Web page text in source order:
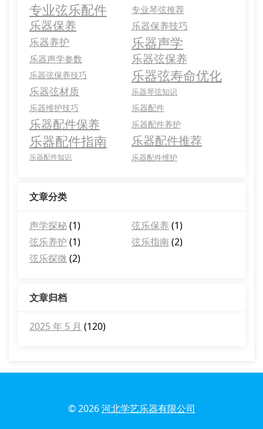
专业弦乐配件 专业琴弦推荐
乐器保养 乐器保养技巧
乐器养护 乐器声学
乐器声学参数 乐器弦保养
乐器弦保养技巧 乐器弦寿命优化
乐器弦材质 乐器琴弦知识
乐器维护技巧 乐器配件
乐器配件保养 乐器配件养护
乐器配件指南 乐器配件推荐
乐器配件知识 乐器配件维护
文章分类
声学探秘(1) 弦乐保养 (1)
弦乐养护 (1) 弦乐指南(2)
弦乐探微 (2)
文章归档
2025 年 5 月 (120)
© 2026河北学艺乐器有限公司